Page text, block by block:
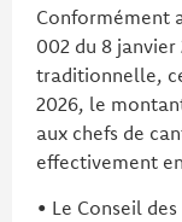
Conformément
002 du 8
traditionnelle,
2026, le
aux chefs de
effectivement
• Le Conseil